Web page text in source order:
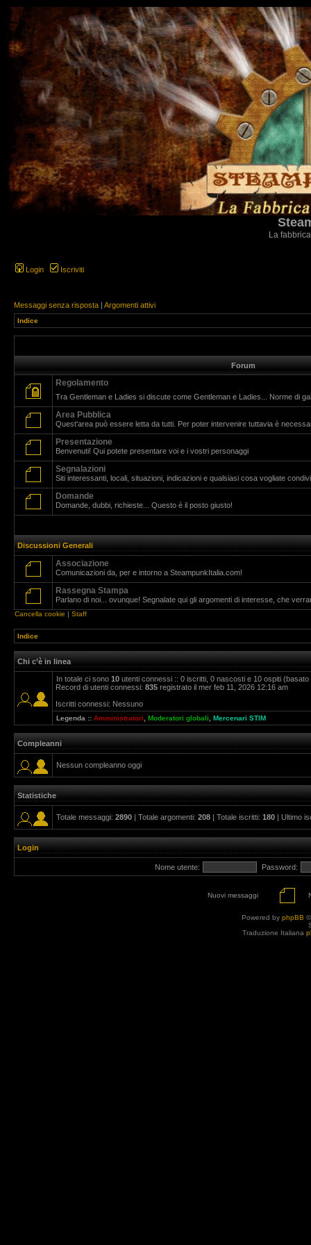
La
Login Iscriviti
Messaggi senza risposta | Argomenti attivi
Indice
Forum
Regolamento
Tra Gentleman e Ladies si discute come Gentleman e Ladies... Norme di
Area Pubblica
Quest'area può essere letta da tutti. Per poter intervenire tuttavia è
Presentazione
Benvenuti! Qui potete presentare voi e i vostri personaggi
Segnalazioni
Siti interessanti, locali, situazioni, indicazioni e qualsiasi cosa vogliate
Domande
Domande, dubbi, richieste... Questo è il posto giusto!
Discussioni Generali
Associazione
Comunicazioni da, per e intorno a SteampunkItalia.com!
Rassegna Stampa
Parlano di noi... ovunque! Segnalate qui gli argomenti di interesse, che
Cancella cookie | Staff
Indice
Chi c’è in linea
In totale ci sono 10 utenti connessi :: 0 iscritti, 0 nascosti e 10 ospiti (basato
Record di utenti connessi: 835 registrato il mer feb 11, 2026 12:16 am
Iscritti connessi: Nessuno
Legenda :: Amministratori Moderatori globali Mercenari STIM
Compleanni
Nessun compleanno oggi
Statistiche
Totale messaggi: 2890 | Totale argomenti: 208 | Totale iscritti: 180 | Ultimo
Login
Nome utente: Password:
Nuovi messaggi
Powered by phpBB
Traduzione Italiana